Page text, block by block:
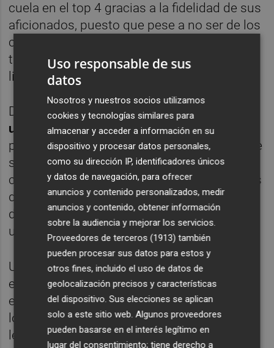
cuela en el top 4 gracias a la fidelidad de sus
aficionados, puesto que pese a no ser de los
cinco equipos con más seguidores, si que
tiene grandes ventas de productos
licenciados.
Dentro de este ranking,el Valencia CF tiene
un 3,9% de porcentaje de ventas, lo que se
podría traducir en que de 100 camisetas que
se venden en España de equipos de fútbol,
cuatro son de la entidad valencianista. Estos
datos reflejan que, pese a la pérdida de nivel
deportivo, el conjunto de Mestalla sigue con
una legión fiel de seguidores.
Una de las asignaturas pendientes para la
entidad blanquinegra, además de recuperar
el lugar deportivo perdido, es incrementar
los ingresos comerciales que se encuentran
lejos de los principales clubes del panorama
Uso responsable de sus
datos
Nosotros y nuestros socios utilizamos
cookies y tecnologías similares para
almacenar y acceder a información en su
dispositivo y procesar datos personales,
como su dirección IP, identificadores únicos
y datos de navegación, para ofrecer
anuncios y contenido personalizados, medir
anuncios y contenido, obtener información
sobre la audiencia y mejorar los servicios.
Proveedores de terceros (1913) también
pueden procesar sus datos para estos y
otros fines, incluido el uso de datos de
geolocalización precisos y características
del dispositivo. Sus elecciones se aplican
solo a este sitio web. Algunos proveedores
pueden basarse en el interés legítimo en
lugar del consentimiento; tiene derecho a